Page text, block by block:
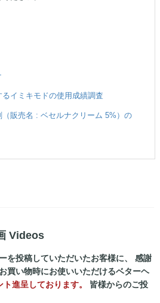
イミキモドの使用成績調査
販売名 : ベセルナクリーム 5%）の
Videos
を投稿していただいたお客様に、 感謝
買い物時にお使いいただけるベターヘ
進呈しております。
皆様からのご投